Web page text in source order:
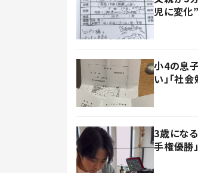
児に変化
小4の息
い」「社
3歳にな
手権優勝